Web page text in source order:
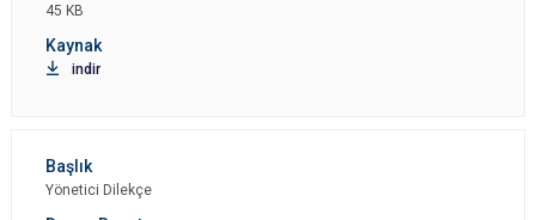
45 KB
indir
Yönetici Dilekçe